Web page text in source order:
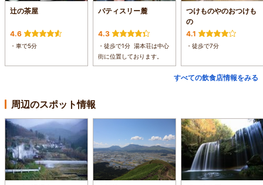
辻の茶屋
4.6
・車で5分
パティスリー麓
4.3
・徒歩で1分 湯本荘は中心
街に位置しております。
つけものやのおつけも
の
4.1
・徒歩で7分
すべての飲食店情報をみる
周辺のスポット情報